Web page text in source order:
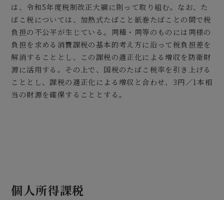
は、令和5年度税制改正大綱に則って取り組む。なお、た
ばこ税については、加熱式たばこと紙巻たばことの間で税
負担の不公平が生じている。同種・同等のものには同様の
負担を求める消費課税の基本的考え方に沿って税負担差を
解消することとし、この課税の適正化による増収を防衛財
源に活用する。その上で、国税のたばこ税率を引き上げる
こととし、課税の適正化による増収と合わせ、3円／1本相
当の財源を確保することとする。
個人所得課税